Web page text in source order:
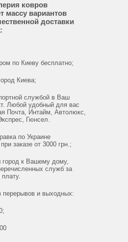
ковров
массу вариантов
доставки
по Киеву бесплатно;
Киева;
службой в Ваш
Любой удобный для вас
Почта, Интайм, Автолюкс,
Гюнсел.
по Украине
заказе от 3000 грн.;
к Вашему дому,
служб за
перерывов и выходных: